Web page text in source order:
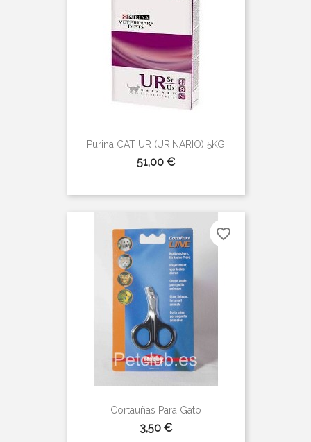
Purina CAT UR (URINARIO) 5KG
Precio
51,00 €
Cortauñas Para Gato
Precio
3,50 €
favorite_border